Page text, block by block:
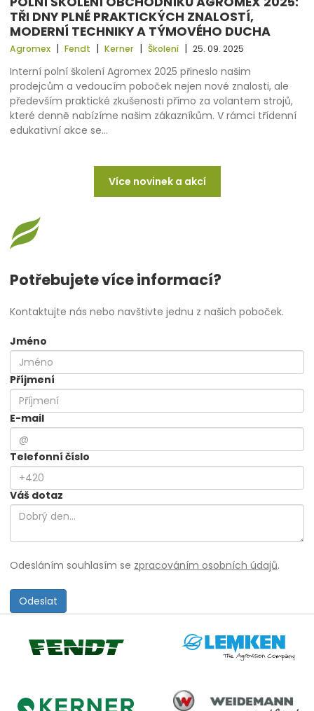
TŘI DNY PLNÉ PRAKTICKÝCH ZNALOSTÍ,
MODERNÍ TECHNIKY A TÝMOVÉHO DUCHA
Agromex | Fendt | Kerner | Školení | 25. 09. 2025
Interní polní školení Agromex 2025 přineslo našim
prodejcům a vedoucím poboček nejen nové znalosti, ale
především praktické zkušenosti přímo za volantem strojů,
které denně nabízíme našim zákazníkům. V rámci třídenní
edukativní akce se…
Více novinek a akcí
Potřebujete více informací?
Kontaktujte nás nebo navštivte jednu z našich poboček.
Jméno
Příjmení
E-mail
Telefonní číslo
Váš dotaz
Odesláním souhlasím se zpracováním osobních údajů.
Fendt Lemken
Kerner
Weidemann